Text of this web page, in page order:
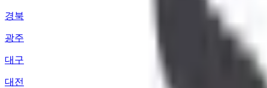
경북
광주
대구
대전